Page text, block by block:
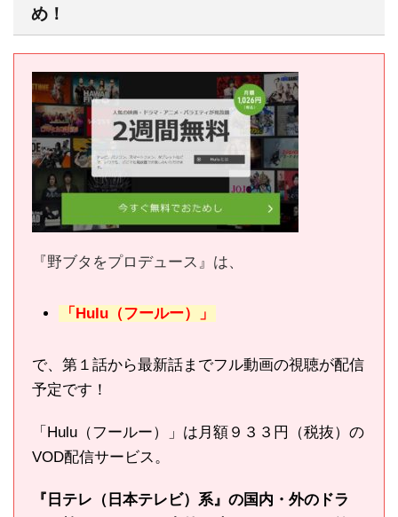
め！
『野ブタをプロデュース』は、
「Hulu（フールー）」
で、第１話から最新話までフル動画の視聴が配信
予定です！
「Hulu（フールー）」は月額９３３円（税抜）の
VOD配信サービス。
『日テレ（日本テレビ）系』の国内・外のドラ